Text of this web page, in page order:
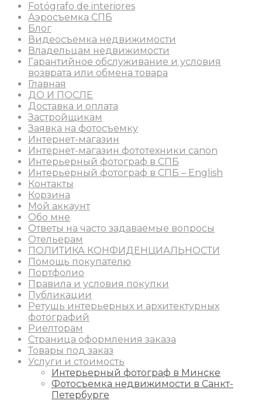
Fotógrafo de interiores
Аэросъемка СПБ
Блог
Видеосъемка недвижимости
Владельцам недвижимости
Гарантийное обслуживание и условия
возврата или обмена товара
Главная
ДО И ПОСЛЕ
Доставка и оплата
Застройщикам
Заявка на фотосъемку
Интернет-магазин
Интернет-магазин фототехники canon
Интерьерный фотограф в СПБ
Интерьерный фотограф в СПБ – English
Контакты
Корзина
Мой аккаунт
Обо мне
Ответы на часто задаваемые вопросы
Отельерам
ПОЛИТИКА КОНФИДЕНЦИАЛЬНОСТИ
Помощь покупателю
Портфолио
Правила и условия покупки
Публикации
Ретушь интерьерных и архитектурных
фотографий
Риелторам
Страница оформления заказа
Товары под заказ
Услуги и стоимость
Интерьерный фотограф в Минске
Фотосъемка недвижимости в Санкт-
Петербурге